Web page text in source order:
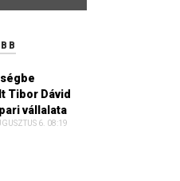
Tibor Dávid
vállalata
6. 08:19